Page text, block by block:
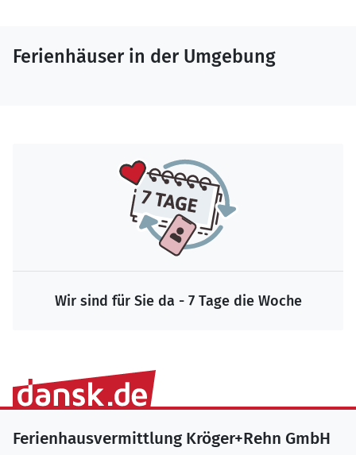
Ferienhäuser in der Umgebung
Wir sind für Sie da - 7 Tage die Woche
Ferienhausvermittlung Kröger+Rehn GmbH